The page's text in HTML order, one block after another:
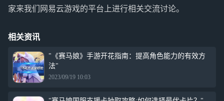
家来我们网易云游戏的平台上进行相关交流讨论。
相关资讯
"《赛马娘》手游开花指南：提高角色能力的有效方
法"
2023/09/19 10:03